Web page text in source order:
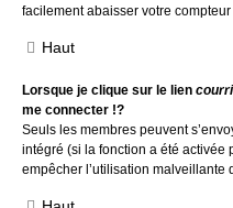
facilement abaisser votre
Haut
Lorsque je clique sur le lien
me connecter !?
Seuls les membres peuvent
intégré (si la fonction a été activée
empêcher l’utilisation